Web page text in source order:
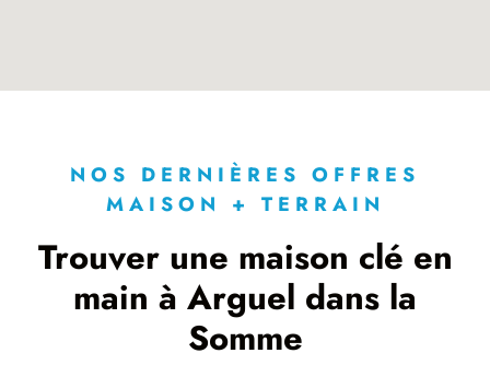
NOS DERNIÈRES OFFRES
MAISON + TERRAIN
Trouver une maison clé en
main à Arguel dans la
Somme